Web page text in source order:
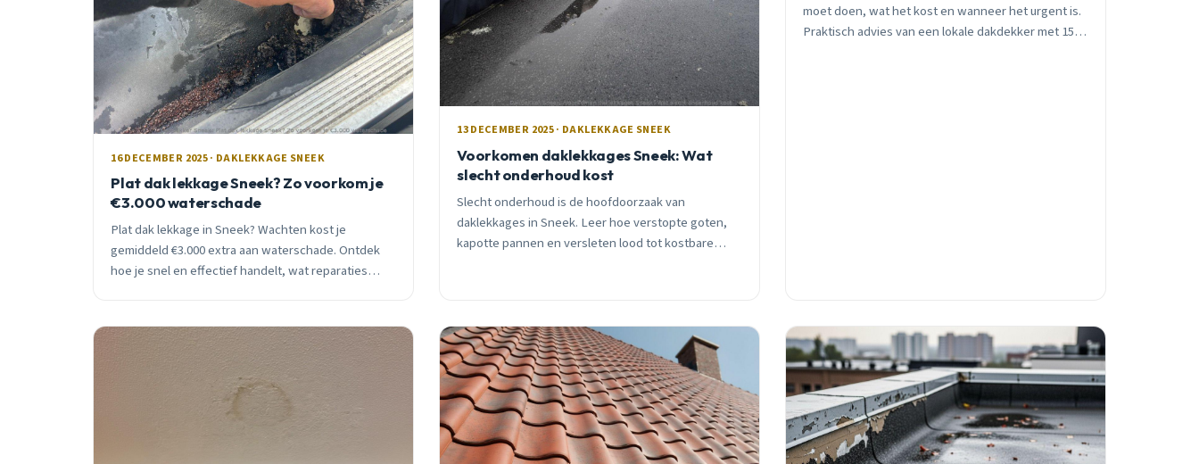
16 DECEMBER 2025 · DAKLEKKAGE SNEEK
Plat dak lekkage Sneek? Zo voorkom je
€3.000 waterschade
Plat dak lekkage in Sneek? Wachten kost je
gemiddeld €3.000 extra aan waterschade. Ontdek
hoe je snel en effectief handelt, wat reparaties
13 DECEMBER 2025 · DAKLEKKAGE SNEEK
Voorkomen daklekkages Sneek: Wat
slecht onderhoud kost
Slecht onderhoud is de hoofdoorzaak van
daklekkages in Sneek. Leer hoe verstopte goten,
kapotte pannen en versleten lood tot kostbare
moet doen, wat het kost en wanneer het urgent is.
Praktisch advies van een lokale dakdekker met 15